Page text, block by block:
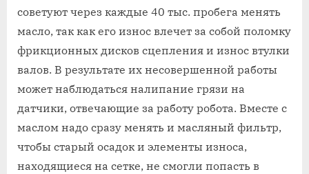
советуют через каждые 40 тыс. пробега менять
масло, так как его износ влечет за собой поломку
фрикционных дисков сцепления и износ втулки
валов. В результате их несовершенной работы
может наблюдаться налипание грязи на
датчики, отвечающие за работу робота. Вместе с
маслом надо сразу менять и масляный фильтр,
чтобы старый осадок и элементы износа,
находящиеся на сетке, не смогли попасть в